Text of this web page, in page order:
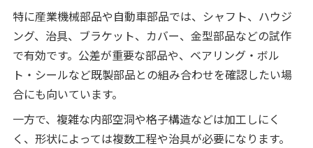
特に産業機械部品や自動車部品では、シャフト、ハウジ
ング、治具、ブラケット、カバー、金型部品などの試作
で有効です。公差が重要な部品や、ベアリング・ボル
ト・シールなど既製部品との組み合わせを確認したい場
合にも向いています。
一方で、複雑な内部空洞や格子構造などは加工しにく
く、形状によっては複数工程や治具が必要になります。